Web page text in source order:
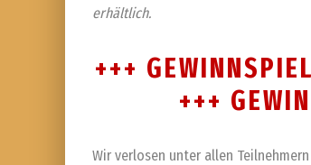
erhältlich.
+++
+++
Wir verlosen unter allen Teilnehmern